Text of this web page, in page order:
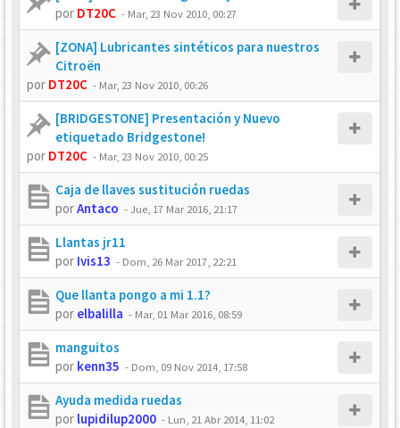
por DT20C - Mar, 23 Nov 2010, 00:27
[ZONA] Lubricantes sintéticos para nuestros
Citroën
por DT20C - Mar, 23 Nov 2010, 00:26
[BRIDGESTONE] Presentación y Nuevo
etiquetado Bridgestone!
por DT20C - Mar, 23 Nov 2010, 00:25
Caja de llaves sustitución ruedas
porAntaco -Jue, 17 Mar 2016, 21:17
Llantas jr11
por Ivis13 - Dom, 26 Mar 2017, 22:21
Que llanta pongo a mi 1.1?
por elbalilla - Mar, 01 Mar 2016, 08:59
manguitos
por kenn35 - Dom, 09 Nov 2014, 17:58
Ayuda medida ruedas
por lupidilup2000 - Lun, 21 Abr 2014, 11:02